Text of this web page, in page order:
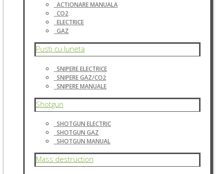
ACTIONARE MANUALA
CO2
ELECTRICE
GAZ
Pusti cu luneta
SNIPERE ELECTRICE
SNIPERE GAZ/CO2
SNIPERE MANUALE
Shotgun
SHOTGUN ELECTRIC
SHOTGUN GAZ
SHOTGUN MANUAL
Mass destruction